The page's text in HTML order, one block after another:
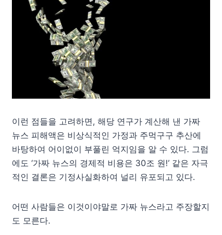
이런 점들을 고려하면, 해당 연구가 계산해 낸 가짜
뉴스 피해액은 비상식적인 가정과 주먹구구 추산에
바탕하여 어이없이 부풀린 억지임을 알 수 있다. 그럼
에도 ‘가짜 뉴스의 경제적 비용은 30조 원!’ 같은 자극
적인 결론은 기정사실화하여 널리 유포되고 있다.
어떤 사람들은 이것이야말로 가짜 뉴스라고 주장할지
도 모른다.